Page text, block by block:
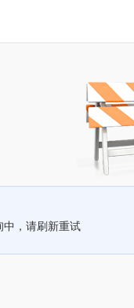
中，请刷新重试